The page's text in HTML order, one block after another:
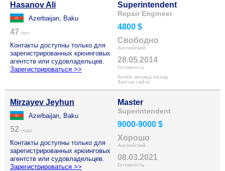
Hasanov Ali
Azerbaijan, Baku
47 лет
Контакты доступны только для
зарегистрированных крюинговых
агентств или судовладельцев.
Зарегистрироваться >>
Superintendent
Repair Engineer
4800 $
Свободно
Английский
28.05.2014
Готовность
более месяца назад
был на сайте
Mirzayev Jeyhun
Azerbaijan, Baku
52 года
Контакты доступны только для
зарегистрированных крюинговых
агентств или судовладельцев.
Зарегистрироваться >>
Master
Superintendent
9000-9000 $
Хорошо
Английский
08.03.2021
Готовность